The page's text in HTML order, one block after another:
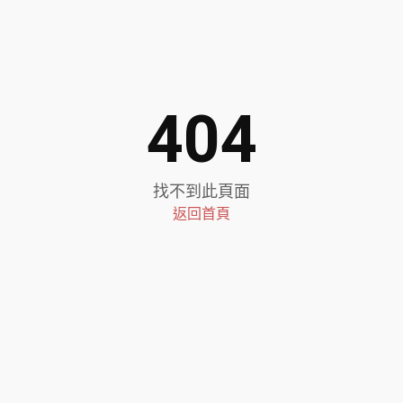
404
找不到此頁面
返回首頁